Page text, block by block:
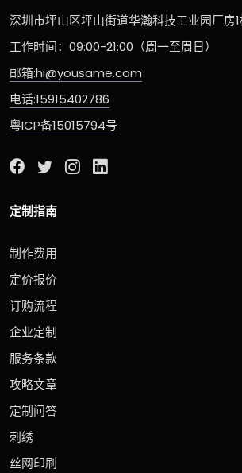
深圳市坪山区坪山街道华瀚科技工业园厂房
工作时间：09:00-21:00（周一至周日）
邮箱:hi@yousame.com
电话:15915402786
粤ICP备15015794号
定制指南
制作费用
定价报价
订购流程
企业定制
服务条款
攻略文章
定制问答
刺绣
丝网印刷